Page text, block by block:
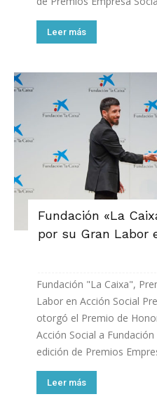
Leer más
Fundación «La
por su Gran Labor
Fundación "La Caixa",
Labor en Acción Social
otorgó el Premio de
Acción Social a
edición de Premios
Leer más